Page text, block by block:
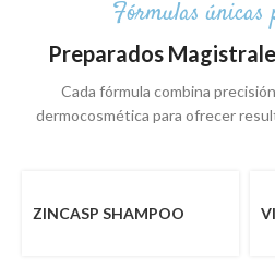
Fórmulas
Preparados
Cada fórmula combina
dermocosmética para ofrecer
ZINCASP SHAMPOO